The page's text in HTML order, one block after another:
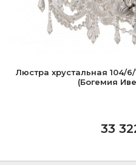
Люстра хрустальная 104/
(Богемия
33